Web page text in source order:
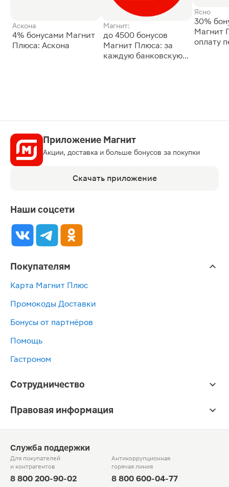
Аскона
4% бонусами Магнит
Плюса: Аскона
Магнит:
до 4500 бонусов
Магнит Плюса: за
каждую банковскую
Ясно
30%
Магнит
оплату
Приложение Магнит
Акции, доставка и больше бонусов за покупки
Скачать приложение
Наши соцсети
Покупателям
Карта Магнит Плюс
Промокоды Доставки
Бонусы от партнёров
Помощь
Гастроном
Сотрудничество
Правовая информация
Служба поддержки
Для покупателей
и контрагентов
8 800 200-90-02
Антикоррупционная
горячая линия
8 800 600-04-77